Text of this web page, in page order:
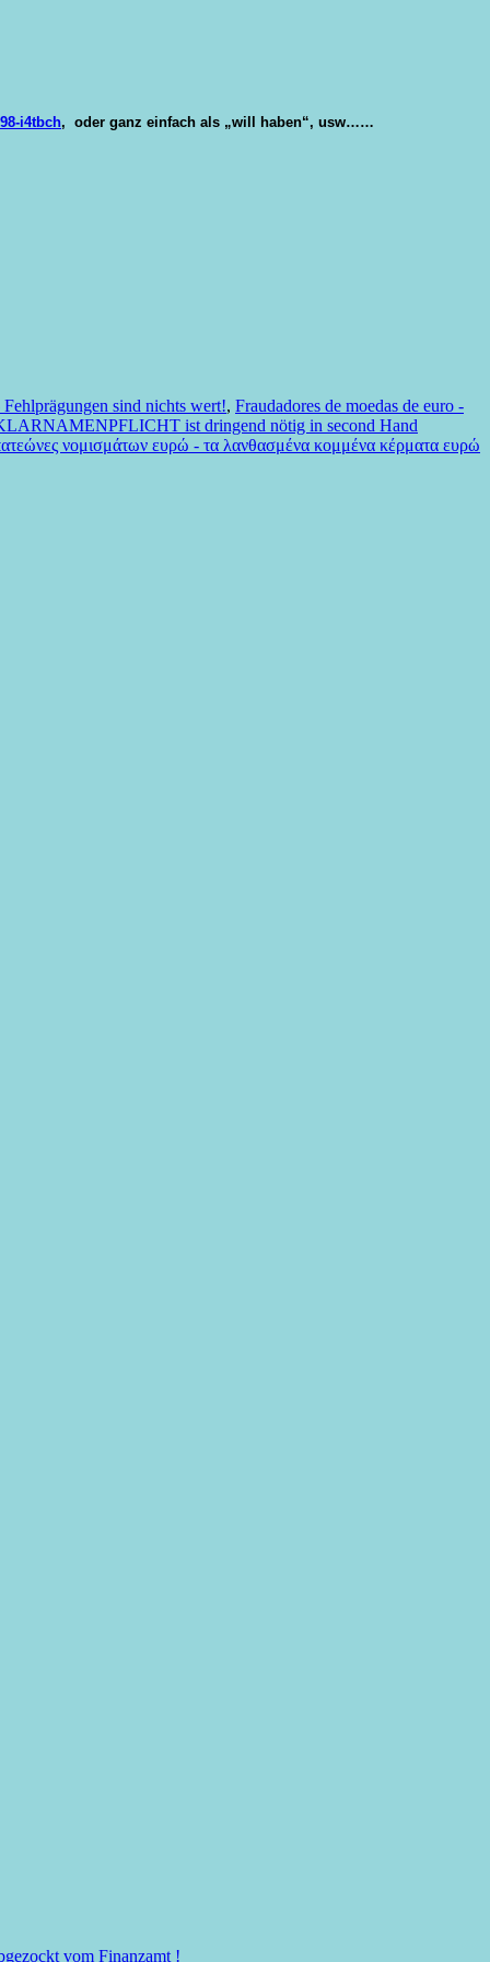
i4tbch, oder ganz einfach als „will haben“, usw……
sind nichts wert!, Fraudadores de moedas de euro -
ist dringend nötig in second Hand
νομισμάτων ευρώ - τα λανθασμένα κομμένα κέρματα ευρώ
vom Finanzamt !